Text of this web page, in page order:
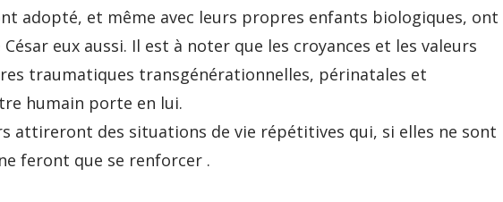
adopté, et même avec leurs propres enfants biologiques, ont
eux aussi. Il est à noter que les croyances et les valeurs
traumatiques transgénérationnelles, périnatales et
humain porte en lui.
attireront des situations de vie répétitives qui, si elles ne sont
feront que se renforcer .